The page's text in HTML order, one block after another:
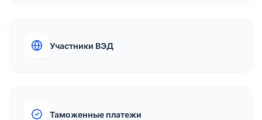
Участники ВЭД
Таможенные платежи